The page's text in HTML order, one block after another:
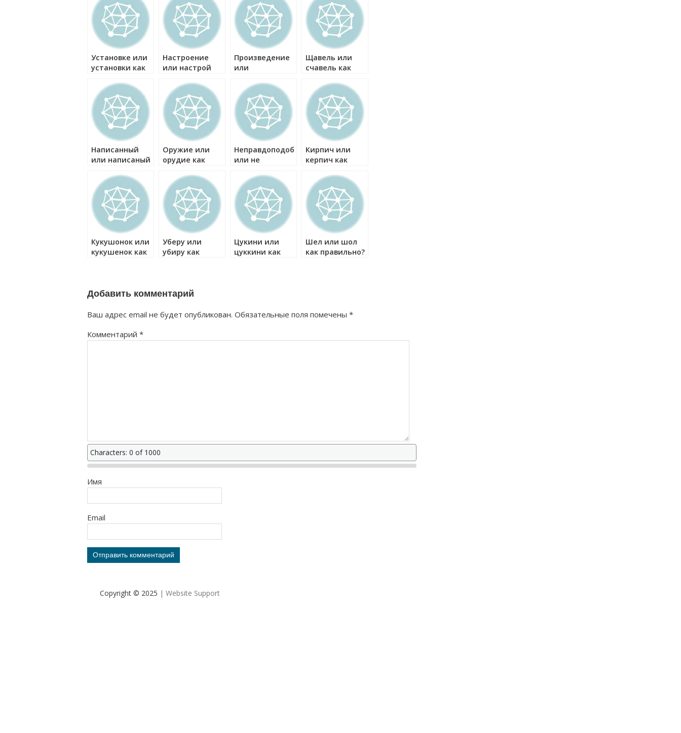
Установке или
установки как
Настроение
или настрой
Произведение
или
как правильно?
Щавель или
счавель как
Написанный
или написаный
Оружие или
орудие как
Неправдоподобно
или не
как правильно?
Кирпич или
керпич как
Кукушонок или
кукушенок как
Уберу или
убиру как
Цукини или
цуккини как
Шел или шол
как правильно?
Добавить комментарий
Ваш адрес email не будет опубликован. Обязательные поля помечены *
Комментарий *
Characters: 0 of 1000
Имя
Email
Copyright © 2025 | Website Support